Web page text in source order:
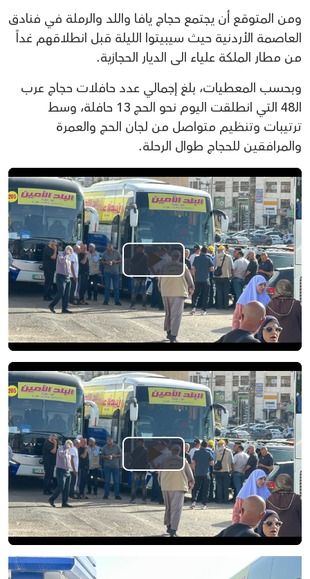
ومن المتوقع أن يجتمع حجاج يافا واللد والرملة في فنادق
العاصمة الأردنية حيث سيبيتوا الليلة قبل انطلاقهم غداً
من مطار الملكة علياء الى الديار الحجازية.
وبحسب المعطيات، بلغ إجمالي عدد حافلات حجاج عرب
الـ48 التي انطلقت اليوم نحو الحج 13 حافلة، وسط
ترتيبات وتنظيم متواصل من لجان الحج والعمرة
والمرافقين للحجاج طوال الرحلة.
Play
Video
Play
Video